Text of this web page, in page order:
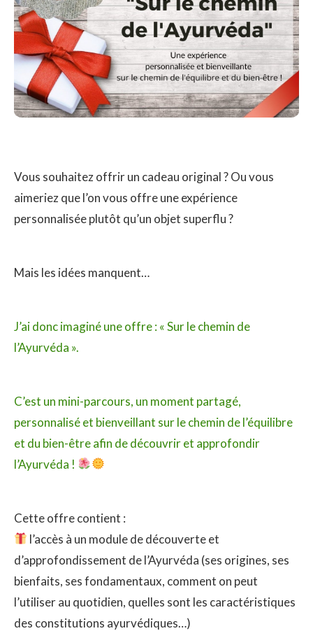
Vous souhaitez offrir un cadeau original ? Ou vous
aimeriez que l’on vous offre une expérience
personnalisée plutôt qu’un objet superflu ?
Mais les idées manquent…
J’ai donc imaginé une offre : « Sur le chemin de
l’Ayurvéda ».
C’est un mini-parcours, un moment partagé,
personnalisé et bienveillant sur le chemin de l’équilibre
et du bien-être afin de découvrir et approfondir
l’Ayurvéda !
Cette offre contient :
l’accès à un module de découverte et
d’approfondissement de l’Ayurvéda (ses origines, ses
bienfaits, ses fondamentaux, comment on peut
l’utiliser au quotidien, quelles sont les caractéristiques
des constitutions ayurvédiques…)